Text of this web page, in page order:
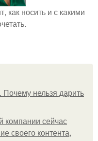
как носить и с какими
Почему нельзя дарить
компании сейчас
своего контента,